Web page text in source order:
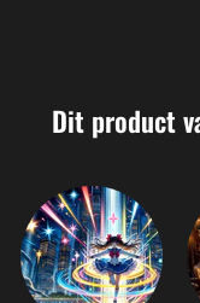
Dit product